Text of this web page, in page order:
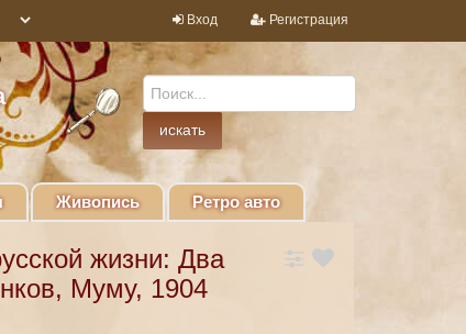
Вход Регистрация
Живопись Ретро авто
жизни: Два
Муму, 1904